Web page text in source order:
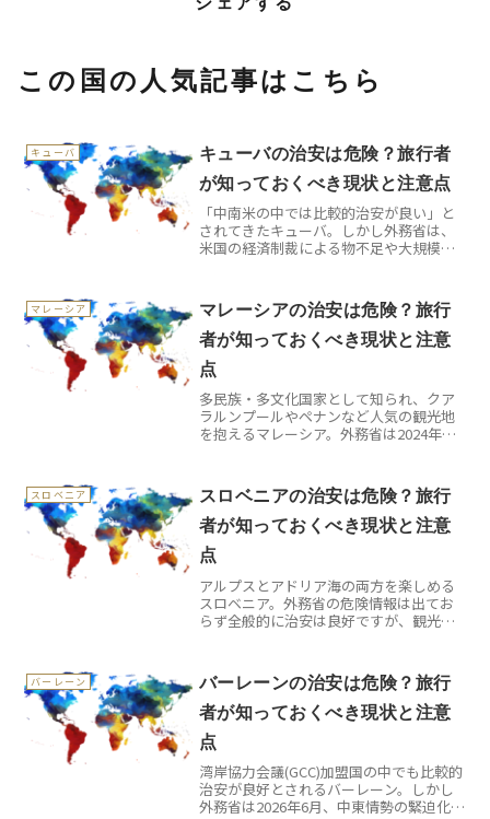
この国の人気記事はこちら
キューバ
キューバの治安は危険？旅行者
が知っておくべき現状と注意点
「中南米の中では比較的治安が良い」と
されてきたキューバ。しかし外務省は、
米国の経済制裁による物不足や大規模停
土に危険情報レベル1を発出しました。こ
の記事は、外務省の...
マレーシア
マレーシアの治安は危険？旅行
者が知っておくべき現状と注意
点
多民族・多文化国家として知られ、クア
ラルンプールやペナンなど人気の観光地
を抱えるマレーシア。外務省は2024年の
一部島嶼には危険情報も発出されていま
す。...
スロベニア
スロベニアの治安は危険？旅行
者が知っておくべき現状と注意
点
アルプスとアドリア海の両方を楽しめる
スロベニア。外務省の危険情報は出てお
らず全般的に治安は良好ですが、観光シ
います。この記事は、外務省の一次情報
だけを根拠に、スロベニア...
バーレーン
バーレーンの治安は危険？旅行
者が知っておくべき現状と注意
点
湾岸協力会議(GCC)加盟国の中でも比較的
治安が良好とされるバーレーン。しかし
外務省は2026年6月、中東情勢の緊迫化を